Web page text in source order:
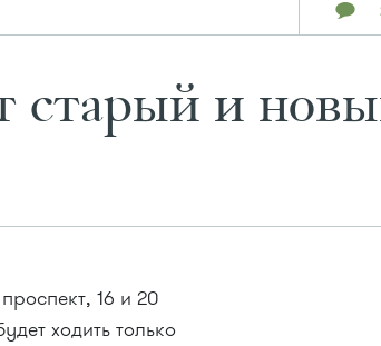
и
16 и 20
ходить только